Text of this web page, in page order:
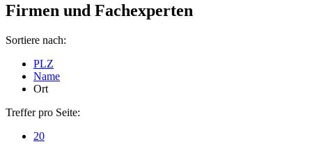
Firmen und Fachexperten
Sortiere nach:
PLZ
Name
Ort
Treffer pro Seite:
20